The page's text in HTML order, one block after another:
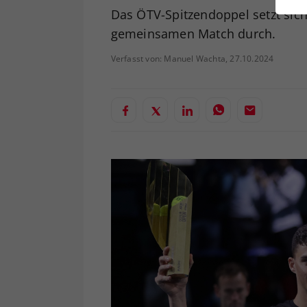
Das ÖTV-Spitzendoppel setzt
gemeinsamen Match durch.
Verfasst von: Manuel Wachta, 27.10.2024